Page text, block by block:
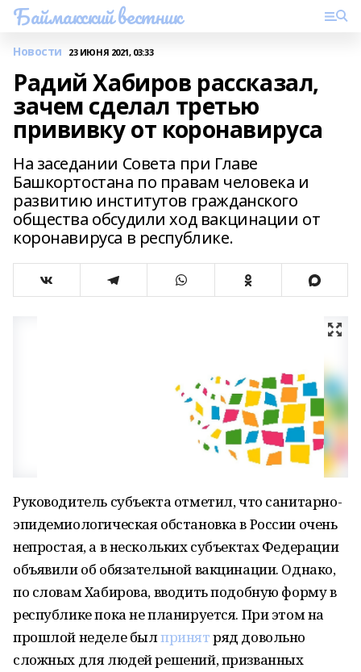
Баймакский вестник
Новости 23 ИЮНЯ 2021, 03:33
Радий Хабиров рассказал,
зачем сделал третью
прививку от коронавируса
На заседании Совета при Главе
Башкортостана по правам человека и
развитию институтов гражданского
общества обсудили ход вакцинации от
коронавируса в республике.
Руководитель субъекта отметил, что санитарно-
эпидемиологическая обстановка в России очень
непростая, а в нескольких субъектах Федерации
объявили об обязательной вакцинации. Однако,
по словам Хабирова, вводить подобную форму в
республике пока не планируется. При этом на
прошлой неделе былпринятряд довольно
сложных для людей решений, призванных